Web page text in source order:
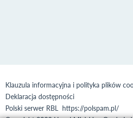
Klauzula informacyjna i polityka plików
Deklaracja dostępności
Polski serwer RBL https://polspam.pl/